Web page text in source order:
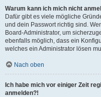
Warum kann ich mich nicht
Dafür gibt es viele mögliche
und dein Passwort richtig sind.
Board-Administrator, um
ebenfalls möglich, dass ein
welches ein Administrator lösen
Nach oben
Ich habe mich vor einiger Zeit
anmelden?!